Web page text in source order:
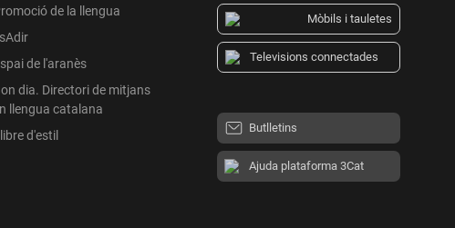
de la llengua
de l'aranès
dia. Directori de mitjans
llengua catalana
d'estil
Mòbils i tauletes
Televisions connectades
Butlletins
Ajuda plataforma 3Cat